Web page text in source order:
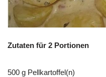
Zutaten für 2 Portionen
500 g Pellkartoffel(n)